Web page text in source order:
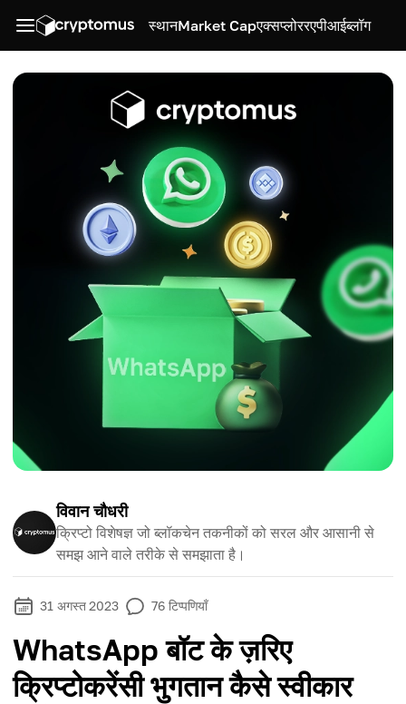
स्थानMarket Capएक्सप्लोररएपीआईब्लॉग
विवान चौधरी
क्रिप्टो विशेषज्ञ जो ब्लॉकचेन तकनीकों को सरल और आसानी से
समझ आने वाले तरीके से समझाता है।
31 अगस्त 2023 76 टिप्पणियाँ
WhatsApp बॉट के ज़रिए
क्रिप्टोकरेंसी भुगतान कैसे स्वीकार